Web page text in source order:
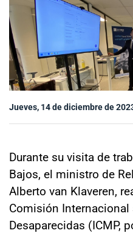
Servicios ciudadanos
Subsecretaría de
Internacionales
Sala de prensa
Jueves, 14 de diciembre de
Durante su visita de
Bajos, el ministro de
Alberto van Klaveren,
Comisión Internacional
Desaparecidas (ICMP,